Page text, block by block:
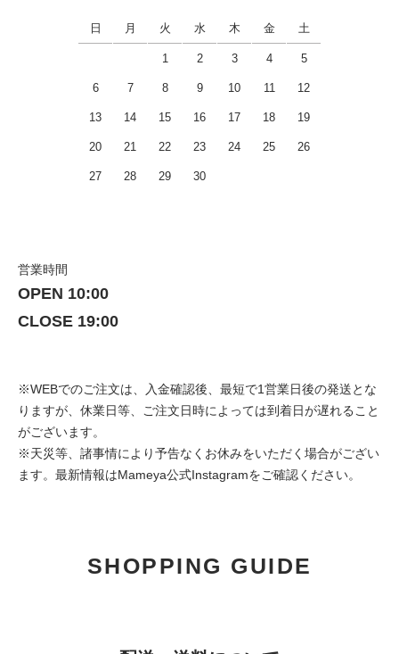
日 月 火 水 木 金 土
1 2 3 4 5
6 7 8 9 10 11 12
13 14 15 16 17 18 19
20 21 22 23 24 25 26
27 28 29 30
営業時間
OPEN 10:00
CLOSE 19:00
※WEBでのご注文は、入金確認後、最短で1営業日後の発送とな
りますが、休業日等、ご注文日時によっては到着日が遅れること
がございます。
※天災等、諸事情により予告なくお休みをいただく場合がござい
ます。最新情報はMameya公式Instagramをご確認ください。
SHOPPING GUIDE